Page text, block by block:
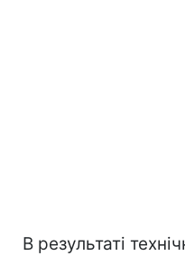
В результаті